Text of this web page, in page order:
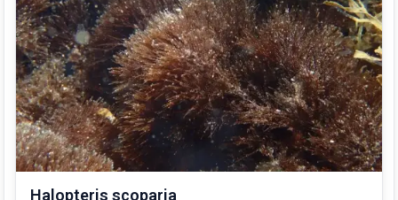
Halopteris scoparia